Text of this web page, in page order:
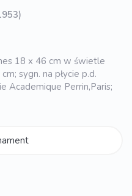
18 x 46 cm w świetle
sygn. na płycie p.d.
Academique Perrin,Paris;